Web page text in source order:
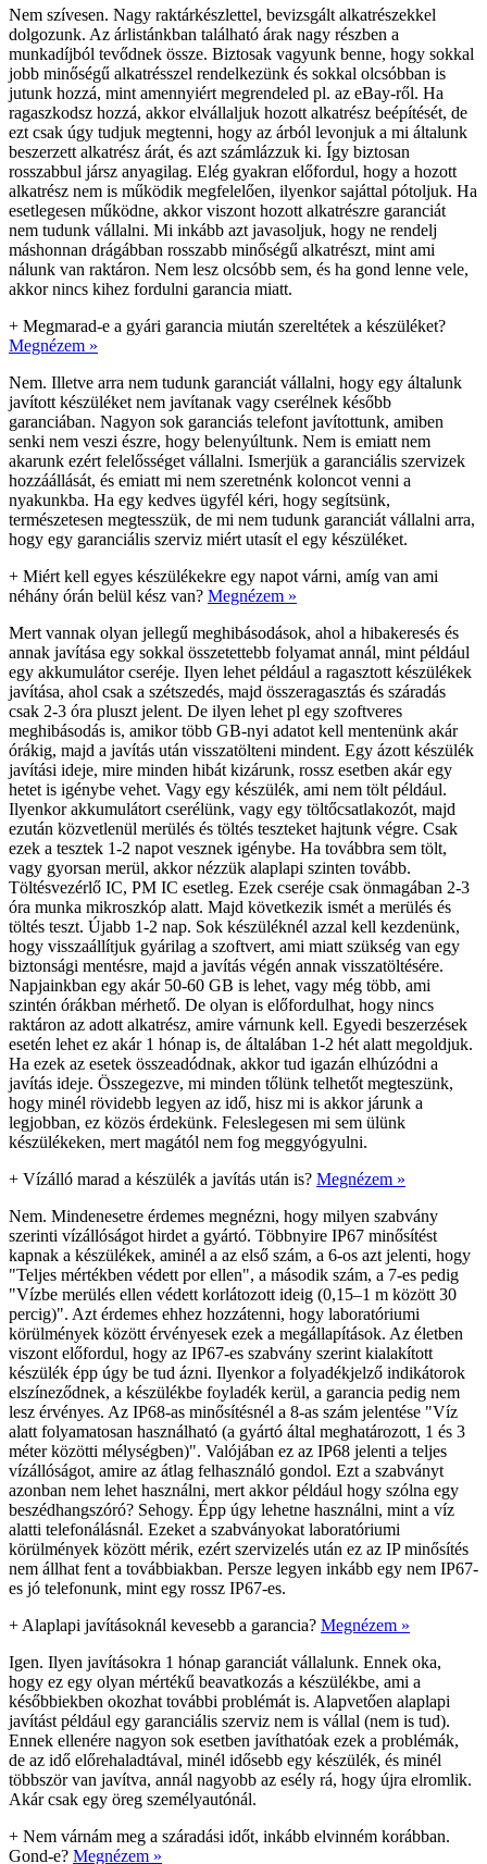
Nem szívesen. Nagy raktárkészlettel, bevizsgált alkatrészekkel
dolgozunk. Az árlistánkban található árak nagy részben a
munkadíjból tevődnek össze. Biztosak vagyunk benne, hogy sokkal
jobb minőségű alkatrésszel rendelkezünk és sokkal olcsóbban is
jutunk hozzá, mint amennyiért megrendeled pl. az eBay-ről. Ha
ragaszkodsz hozzá, akkor elvállaljuk hozott alkatrész beépítését, de
ezt csak úgy tudjuk megtenni, hogy az árból levonjuk a mi általunk
beszerzett alkatrész árát, és azt számlázzuk ki. Így biztosan
rosszabbul jársz anyagilag. Elég gyakran előfordul, hogy a hozott
alkatrész nem is működik megfelelően, ilyenkor sajáttal pótoljuk. Ha
esetlegesen működne, akkor viszont hozott alkatrészre garanciát
nem tudunk vállalni. Mi inkább azt javasoljuk, hogy ne rendelj
máshonnan drágábban rosszabb minőségű alkatrészt, mint ami
nálunk van raktáron. Nem lesz olcsóbb sem, és ha gond lenne vele,
akkor nincs kihez fordulni garancia miatt.
+ Megmarad-e a gyári garancia miután szereltétek a készüléket?
Megnézem »
Nem. Illetve arra nem tudunk garanciát vállalni, hogy egy általunk
javított készüléket nem javítanak vagy cserélnek később
garanciában. Nagyon sok garanciás telefont javítottunk, amiben
senki nem veszi észre, hogy belenyúltunk. Nem is emiatt nem
akarunk ezért felelősséget vállalni. Ismerjük a garanciális szervizek
hozzáállását, és emiatt mi nem szeretnénk koloncot venni a
nyakunkba. Ha egy kedves ügyfél kéri, hogy segítsünk,
természetesen megtesszük, de mi nem tudunk garanciát vállalni arra,
hogy egy garanciális szerviz miért utasít el egy készüléket.
+ Miért kell egyes készülékekre egy napot várni, amíg van ami
néhány órán belül kész van? Megnézem »
Mert vannak olyan jellegű meghibásodások, ahol a hibakeresés és
annak javítása egy sokkal összetettebb folyamat annál, mint például
egy akkumulátor cseréje. Ilyen lehet például a ragasztott készülékek
javítása, ahol csak a szétszedés, majd összeragasztás és száradás
csak 2-3 óra pluszt jelent. De ilyen lehet pl egy szoftveres
meghibásodás is, amikor több GB-nyi adatot kell mentenünk akár
órákig, majd a javítás után visszatölteni mindent. Egy ázott készülék
javítási ideje, mire minden hibát kizárunk, rossz esetben akár egy
hetet is igénybe vehet. Vagy egy készülék, ami nem tölt például.
Ilyenkor akkumulátort cserélünk, vagy egy töltőcsatlakozót, majd
ezután közvetlenül merülés és töltés teszteket hajtunk végre. Csak
ezek a tesztek 1-2 napot vesznek igénybe. Ha továbbra sem tölt,
vagy gyorsan merül, akkor nézzük alaplapi szinten tovább.
Töltésvezérlő IC, PM IC esetleg. Ezek cseréje csak önmagában 2-3
óra munka mikroszkóp alatt. Majd következik ismét a merülés és
töltés teszt. Újabb 1-2 nap. Sok készüléknél azzal kell kezdenünk,
hogy visszaállítjuk gyárilag a szoftvert, ami miatt szükség van egy
biztonsági mentésre, majd a javítás végén annak visszatöltésére.
Napjainkban egy akár 50-60 GB is lehet, vagy még több, ami
szintén órákban mérhető. De olyan is előfordulhat, hogy nincs
raktáron az adott alkatrész, amire várnunk kell. Egyedi beszerzések
esetén lehet ez akár 1 hónap is, de általában 1-2 hét alatt megoldjuk.
Ha ezek az esetek összeadódnak, akkor tud igazán elhúzódni a
javítás ideje. Összegezve, mi minden tőlünk telhetőt megteszünk,
hogy minél rövidebb legyen az idő, hisz mi is akkor járunk a
legjobban, ez közös érdekünk. Feleslegesen mi sem ülünk
készülékeken, mert magától nem fog meggyógyulni.
+ Vízálló marad a készülék a javítás után is? Megnézem »
Nem. Mindenesetre érdemes megnézni, hogy milyen szabvány
szerinti vízállóságot hirdet a gyártó. Többnyire IP67 minősítést
kapnak a készülékek, aminél a az első szám, a 6-os azt jelenti, hogy
"Teljes mértékben védett por ellen", a második szám, a 7-es pedig
"Vízbe merülés ellen védett korlátozott ideig (0,15–1 m között 30
percig)". Azt érdemes ehhez hozzátenni, hogy laboratóriumi
körülmények között érvényesek ezek a megállapítások. Az életben
viszont előfordul, hogy az IP67-es szabvány szerint kialakított
készülék épp úgy be tud ázni. Ilyenkor a folyadékjelző indikátorok
elszíneződnek, a készülékbe foyladék kerül, a garancia pedig nem
lesz érvényes. Az IP68-as minősítésnél a 8-as szám jelentése "Víz
alatt folyamatosan használható (a gyártó által meghatározott, 1 és 3
méter közötti mélységben)". Valójában ez az IP68 jelenti a teljes
vízállóságot, amire az átlag felhasználó gondol. Ezt a szabványt
azonban nem lehet használni, mert akkor például hogy szólna egy
beszédhangszóró? Sehogy. Épp úgy lehetne használni, mint a víz
alatti telefonálásnál. Ezeket a szabványokat laboratóriumi
körülmények között mérik, ezért szervizelés után ez az IP minősítés
nem állhat fent a továbbiakban. Persze legyen inkább egy nem IP67-
es jó telefonunk, mint egy rossz IP67-es.
+ Alaplapi javításoknál kevesebb a garancia? Megnézem »
Igen. Ilyen javításokra 1 hónap garanciát vállalunk. Ennek oka,
hogy ez egy olyan mértékű beavatkozás a készülékbe, ami a
későbbiekben okozhat további problémát is. Alapvetően alaplapi
javítást például egy garanciális szerviz nem is vállal (nem is tud).
Ennek ellenére nagyon sok esetben javíthatóak ezek a problémák,
de az idő előrehaladtával, minél idősebb egy készülék, és minél
többször van javítva, annál nagyobb az esély rá, hogy újra elromlik.
Akár csak egy öreg személyautónál.
+ Nem várnám meg a száradási időt, inkább elvinném korábban.
Gond-e? Megnézem »